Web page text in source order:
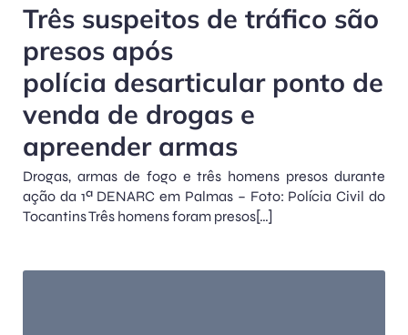
Três suspeitos de tráfico são
presos após
polícia desarticular ponto de
venda de drogas e
apreender armas
Drogas, armas de fogo e três homens presos durante
ação da 1ª DENARC em Palmas – Foto: Polícia Civil do
Tocantins Três homens foram presos[…]